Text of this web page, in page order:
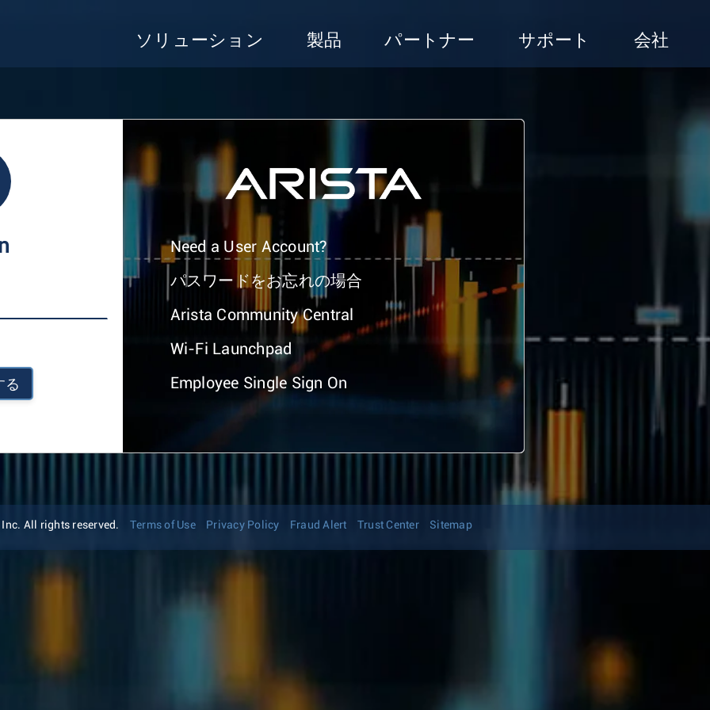
ソリューション 製品 パートナー サポート 会社
る
Need a User Account?
パスワードをお忘れの場合
Arista Community Central
Wi-Fi Launchpad
Employee Single Sign On
All rights reserved. Terms of Use Privacy Policy Fraud Alert Trust Center Sitemap